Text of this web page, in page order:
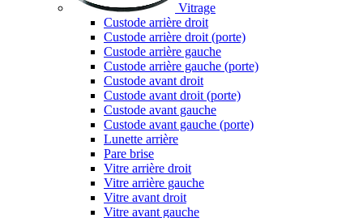
Vitrage
Custode arrière droit
Custode arrière droit (porte)
Custode arrière gauche
Custode arrière gauche (porte)
Custode avant droit
Custode avant droit (porte)
Custode avant gauche
Custode avant gauche (porte)
Lunette arrière
Pare brise
Vitre arrière droit
Vitre arrière gauche
Vitre avant droit
Vitre avant gauche